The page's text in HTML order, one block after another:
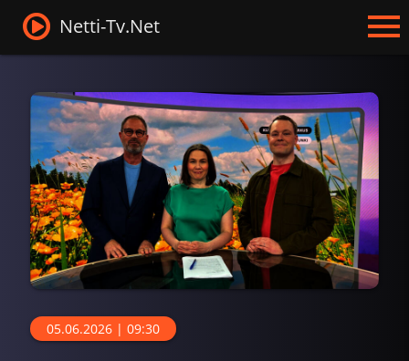
Netti-Tv.Net
05.06.2026 | 09:30